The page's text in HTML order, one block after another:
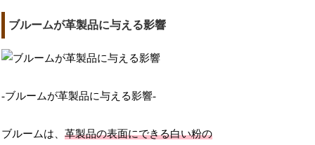
ブルームが革製品に与える影響
-ブルームが革製品に与える影響-
ブルームは、革製品の表面にできる白い粉の